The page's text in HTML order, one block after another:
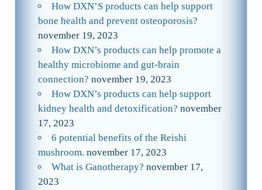
How DXN’S products can help support
bone health and prevent osteoporosis?
november 19, 2023
How DXN’s products can help promote a
healthy microbiome and gut-brain
connection? november 19, 2023
How DXN’s products can help support
kidney health and detoxification? november
17, 2023
6 potential benefits of the Reishi
mushroom. november 17, 2023
What is Ganotherapy? november 17,
2023